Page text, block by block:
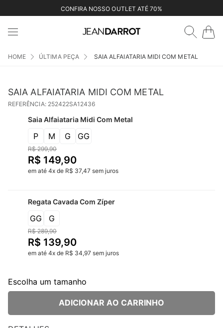
CONFIRA NOSSO OUTLET ATÉ 70%
ÚLTIMA PEÇA SAIA ALFAIATARIA MIDI COM METAL
SAIA ALFAIATARIA MIDI COM METAL
REFERÊNCIA: 252422SA12436
Saia Alfaiataria Midi Com Metal
P M G GG
R$ 299,90
R$ 149,90
em até 4x de R$ 37,47 sem juros
Regata Cavada Com Zíper
GG G
R$ 289,90
R$ 139,90
em até 4x de R$ 34,97 sem juros
Escolha um tamanho
ADICIONAR AO CARRINHO